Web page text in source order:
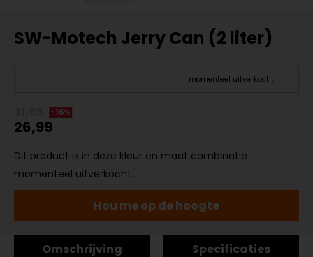
SW-Motech Jerry Can (2 liter)
momenteel uitverkocht
-16%
26,99
Dit product is in deze kleur en maat combinatie
momenteel uitverkocht.
Hou me op de hoogte
Omschrijving Specificaties